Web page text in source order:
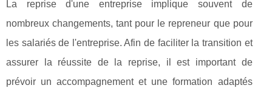
La reprise d'une entreprise implique souvent de
nombreux changements, tant pour le repreneur que pour
les salariés de l'entreprise. Afin de faciliter la transition et
assurer la réussite de la reprise, il est important de
prévoir un accompagnement et une formation adaptés